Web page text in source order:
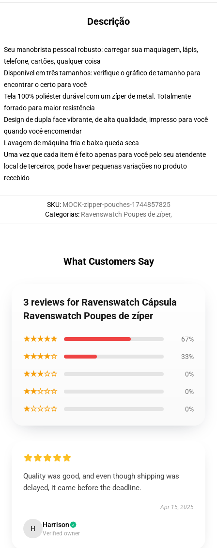
Descrição
Seu manobrista pessoal robusto: carregar sua maquiagem, lápis,
telefone, cartões, qualquer coisa
Disponível em três tamanhos: verifique o gráfico de tamanho para
encontrar o certo para você
Tela 100% poliéster durável com um zíper de metal. Totalmente
forrado para maior resistência
Design de dupla face vibrante, de alta qualidade, impresso para você
quando você encomendar
Lavagem de máquina fria e baixa queda seca
Uma vez que cada item é feito apenas para você pelo seu atendente
local de terceiros, pode haver pequenas variações no produto
recebido
SKU: MOCK-zipper-pouches-1744857825
Categorias: Ravenswatch Poupes de zíper,
What Customers Say
3 reviews for Ravenswatch Cápsula
Ravenswatch Poupes de zíper
★★★★★ 67%
★★★★☆ 33%
★★★☆☆ 0%
★★☆☆☆ 0%
★☆☆☆☆ 0%
Quality was good, and even though shipping was
delayed, it came before the deadline.
Apr 15, 2025
H Harrison
Verified owner